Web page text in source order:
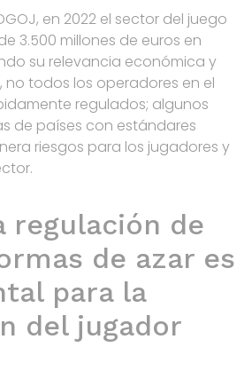
en 2022 el sector del juego
3.500 millones de euros en
su relevancia económica y
no todos los operadores en el
regulados; algunos
de países con estándares
riesgos para los jugadores y
regulación de
de azar es
para la
del jugador